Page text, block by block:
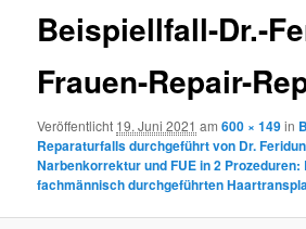
Beispiellfall-Dr.-
Frauen-Repair-
Veröffentlicht 19. Juni 2021 am600 × 149in
Reparaturfalls durchgeführt von Dr.
Narbenkorrektur und FUE in 2
fachmännisch durchgeführten